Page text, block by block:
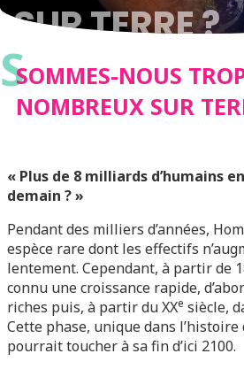
SUR TERRE ?
SSOMMES-NOUS
NOMBREUX SUR
« Plus de 8 milliards d’humains
demain ? »
Pendant des milliers d’années,
espèce rare dont les effectifs
lentement. Cependant, à partir de
connu une croissance rapide,
riches puis, à partir du XXe siècle,
Cette phase, unique dans l’histoire
pourrait toucher à sa fin d’ici 2100.